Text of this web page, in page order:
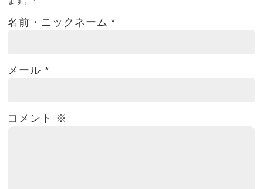
名前・ニックネーム*
メール*
コメント ※